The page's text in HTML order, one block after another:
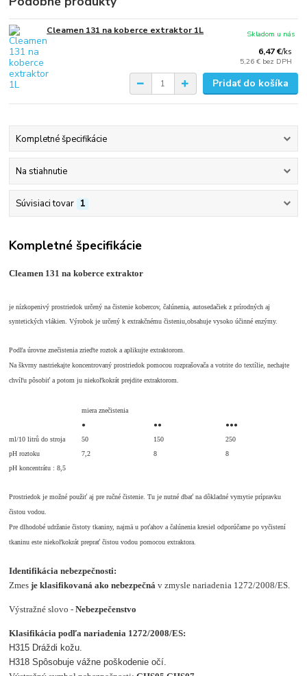
Cleamen 131 na koberce extraktor 1L
6,47 €/ks
5,26 € bez DPH
Skladom u nás
Pridať do košíka
Kompletné špecifikácie
Na stiahnutie
Súvisiaci tovar 1
Kompletné špecifikácie
Cleamen 131 na koberce extraktor
je nízkopenivý prostriedok určený na čistenie kobercov, čalúnenia, autosedačiek z prírodných aj
syntetických vlákien. Výrobok je určený k extrakčnému čisteniu,obsahuje vysoko účinné enzýmy.
Podľa úrovne znečistenia zrieďte roztok a aplikujte extraktorom.
Na škvrny nastriekajte koncentrovaný prostriedok pomocou rozprašovača a votrite do textílie, nechajte
chvíľu pôsobiť a potom ju niekoľkokrát prejdite extraktorom.
miera znečistenia
●
●●
●●●
ml/10 litrů do stroja
50 150
250
pH roztoku
7,2 8
8
pH koncentrátu : 8,5
Prostriedok je možné použiť aj pre ručné čistenie. Tu je nutné dbať na dôkladné vymytie prípravku
čistou vodou.
Pre dlhodobé udržanie čistoty tkaniny, najmä u poťahov a čalúnenia kresiel odporúčame po vyčistení
tkaninu este niekoľkokrát preprať čistou vodou pomocou extraktora.
Identifikácia nebezpečnosti:
Zmesje klasifikovaná ako nebezpečná v zmysle nariadenia 1272/2008/ES.
Výstražné slovo -Nebezpečenstvo
Klasifikácia podľa nariadenia 1272/2008/ES:
H315 Dráždi kožu.
H318 Spôsobuje vážne poškodenie očí.